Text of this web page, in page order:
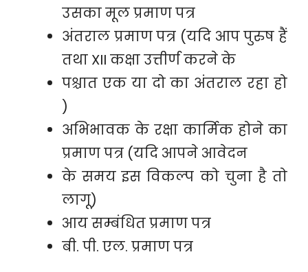
उसका मूल प्रमाण पत्र
अंतराल प्रमाण पत्र (यदि आप पुरुष हैं
तथा XII कक्षा उत्तीर्ण करने के
पश्चात एक या दो का अंतराल रहा हो
)
अभिभावक के रक्षा कार्मिक होने का
प्रमाण पत्र (यदि आपने आवेदन
के समय इस विकल्प को चुना है तो
लागू)
आय सम्बंधित प्रमाण पत्र
बी. पी. एल. प्रमाण पत्र